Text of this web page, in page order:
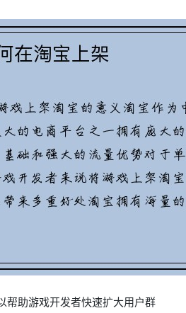
帮助游戏开发者快速扩大用户群